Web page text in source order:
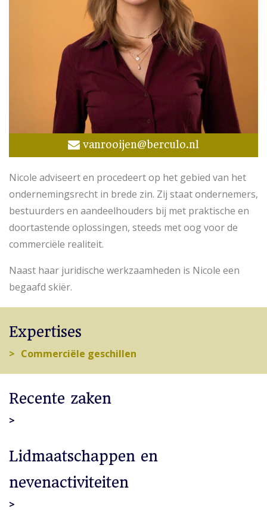
vanrooijen@berculo.nl
Nicole adviseert en procedeert op het gebied van het
ondernemingsrecht in brede zin. Zij staat ondernemers,
bestuurders en aandeelhouders bij met praktische en
doortastende oplossingen, steeds met oog voor de
commerciële realiteit.
Naast haar juridische werkzaamheden is Nicole een
begaafd skiër.
Expertises
Commerciële geschillen
Recente zaken
Lidmaatschappen en
nevenactiviteiten